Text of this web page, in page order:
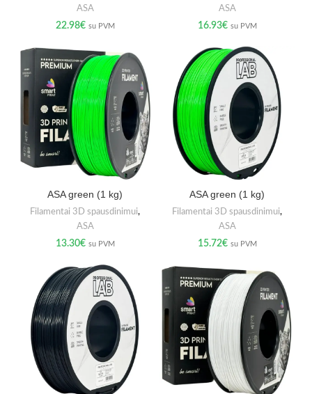
ASA
22.98€ su PVM
ASA
16.93€ su PVM
ASA green (1 kg)
Filamentai 3D spausdinimui,
ASA
13.30€ su PVM
ASA green (1 kg)
Filamentai 3D spausdinimui,
ASA
15.72€ su PVM